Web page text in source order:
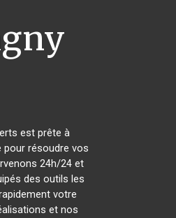
est prête à
pour résoudre vos
24h/24 et
des outils les
votre
et nos